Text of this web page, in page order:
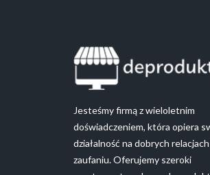
Jesteśmy firmą z wieloletnim
doświadczeniem, która opiera
działalność na dobrych
zaufaniu. Oferujemy szeroki